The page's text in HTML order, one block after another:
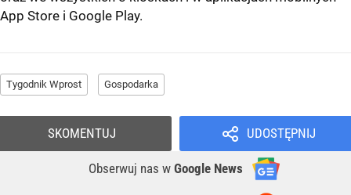
App Store i Google Play.
Tygodnik Wprost Gospodarka
UDOSTĘPNIJ
Obserwuj nas w Google News
SKOMENTUJ